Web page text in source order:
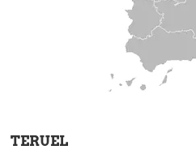
TERUEL